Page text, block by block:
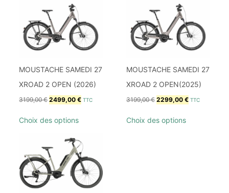
MOUSTACHE SAMEDI 27
XROAD 2 OPEN (2026)
3199,00€ 2499,00€ TTC
Choix des options
MOUSTACHE SAMEDI 27
XROAD 2 OPEN(2025)
3199,00€ 2299,00€ TTC
Choix des options